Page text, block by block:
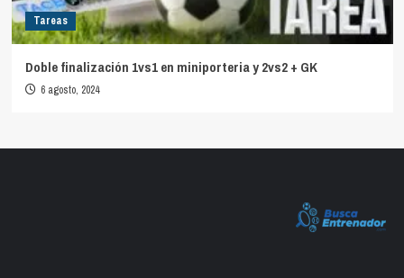
Tareas
Doble finalización 1vs1 en miniporteria y 2vs2 + GK
6 agosto, 2024